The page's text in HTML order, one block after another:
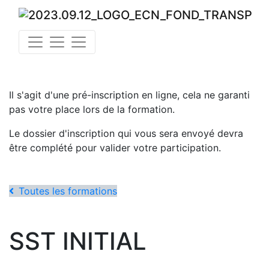
Il s'agit d'une pré-inscription en ligne, cela ne garanti
pas votre place lors de la formation.
Le dossier d'inscription qui vous sera envoyé devra
être complété pour valider votre participation.
Toutes les formations
SST INITIAL